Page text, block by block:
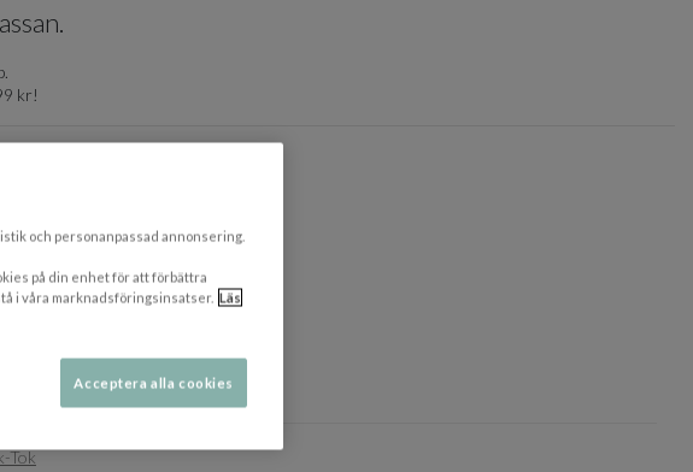
kr!
Tok
och personanpassad annonsering.
på din enhet för att förbättra
i våra marknadsföringsinsatser. Läs
Acceptera alla cookies